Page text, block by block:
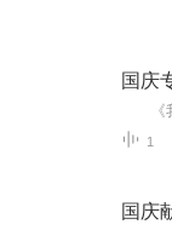
国庆
1
国庆